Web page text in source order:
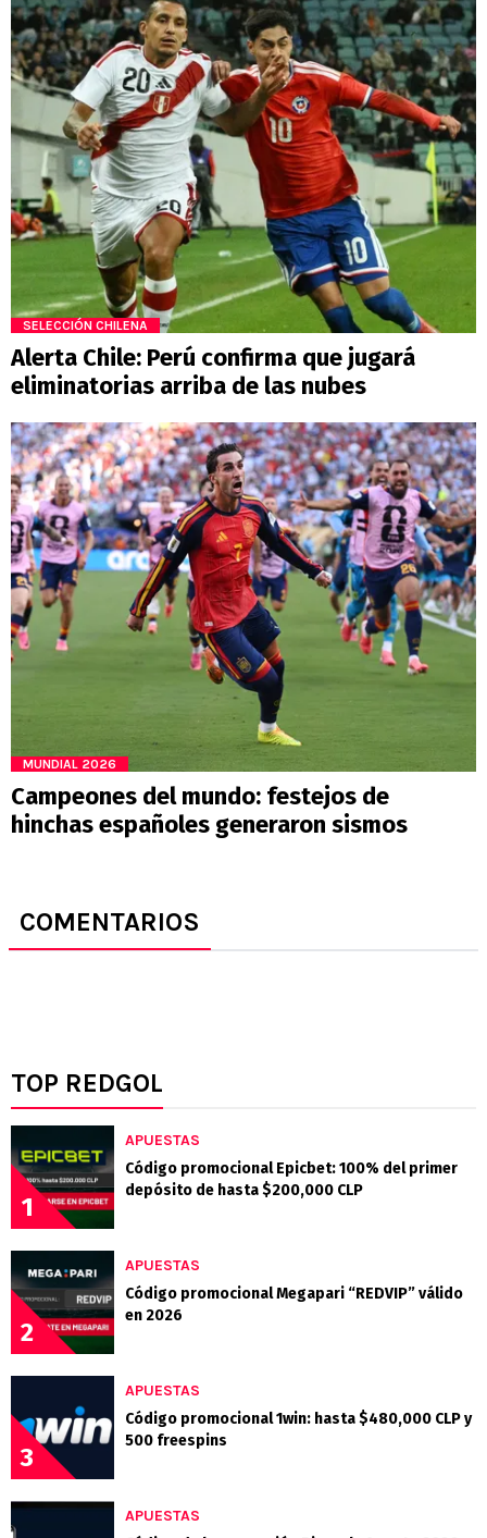
SELECCIÓN CHILENA
Alerta Chile: Perú confirma que jugará
eliminatorias arriba de las nubes
MUNDIAL 2026
Campeones del mundo: festejos de
hinchas españoles generaron sismos
COMENTARIOS
TOP REDGOL
1
APUESTAS
Código promocional Epicbet: 100% del primer
depósito de hasta $200,000 CLP
2
APUESTAS
Código promocional Megapari “REDVIP” válido
en 2026
3
APUESTAS
Código promocional 1win: hasta $480,000 CLP y
500 freespins
APUESTAS